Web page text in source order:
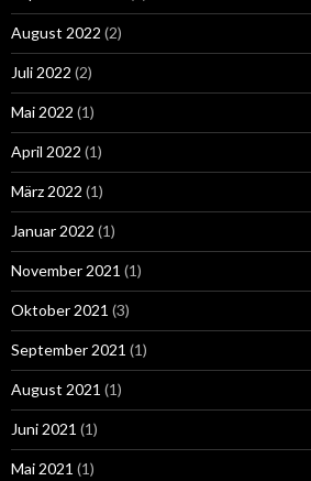
August 2022 (2)
Juli 2022 (2)
Mai 2022 (1)
April 2022 (1)
März 2022 (1)
Januar 2022 (1)
November 2021 (1)
Oktober 2021 (3)
September 2021 (1)
August 2021 (1)
Juni 2021 (1)
Mai 2021 (1)